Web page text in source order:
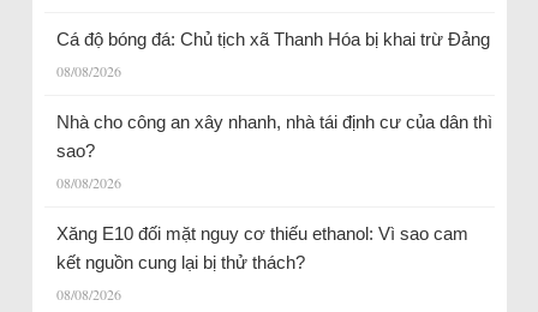
Cá độ bóng đá: Chủ tịch xã Thanh Hóa bị khai trừ Đảng
08/08/2026
Nhà cho công an xây nhanh, nhà tái định cư của dân thì
sao?
08/08/2026
Xăng E10 đối mặt nguy cơ thiếu ethanol: Vì sao cam
kết nguồn cung lại bị thử thách?
08/08/2026